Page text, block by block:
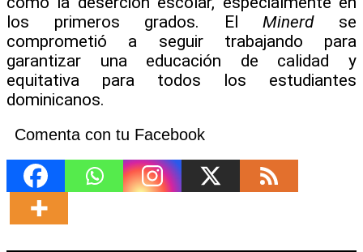
los primeros grados. ElMinerdse
comprometió a seguir trabajando para
garantizar una educación de calidad y
equitativa para todos los estudiantes
dominicanos.
Comenta con tu Facebook